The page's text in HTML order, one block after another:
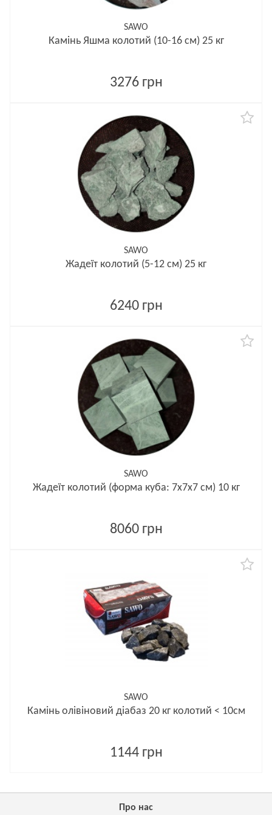
SAWO
Камінь Яшма колотий (10-16 см) 25 кг
3276 грн
SAWO
Жадеїт колотий (5-12 см) 25 кг
6240 грн
SAWO
Жадеїт колотий (форма куба: 7x7x7 см) 10 кг
8060 грн
SAWO
Камінь олівіновий діабаз 20 кг колотий < 10см
1144 грн
Про нас